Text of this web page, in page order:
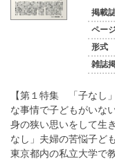
掲載
ペー
形式
雑誌
【第１特集 「子なし
な事情で子どもがいな
身の狭い思いをして
なし」夫婦の苦悩子ど
東京都内の私立大学で